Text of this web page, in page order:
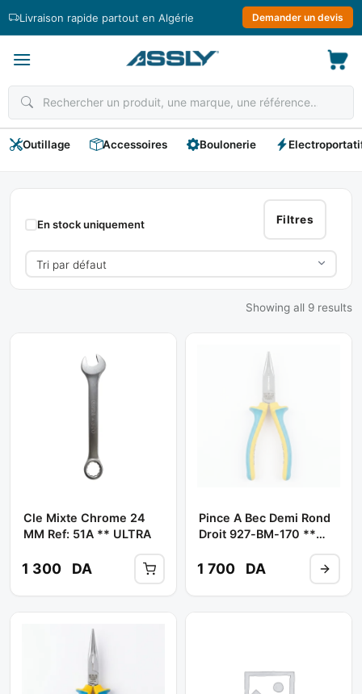
Livraison rapide partout en Algérie Demander un devis
Outillage Accessoires Boulonerie
ULTRA
Filtres
En stock uniquement
Showing all 9 results
Cle Mixte Chrome 24
MM Ref: 51A ** ULTRA
1 300 DA
Pince A Bec Demi Rond
Droit 927-BM-170 **
1 700 DA